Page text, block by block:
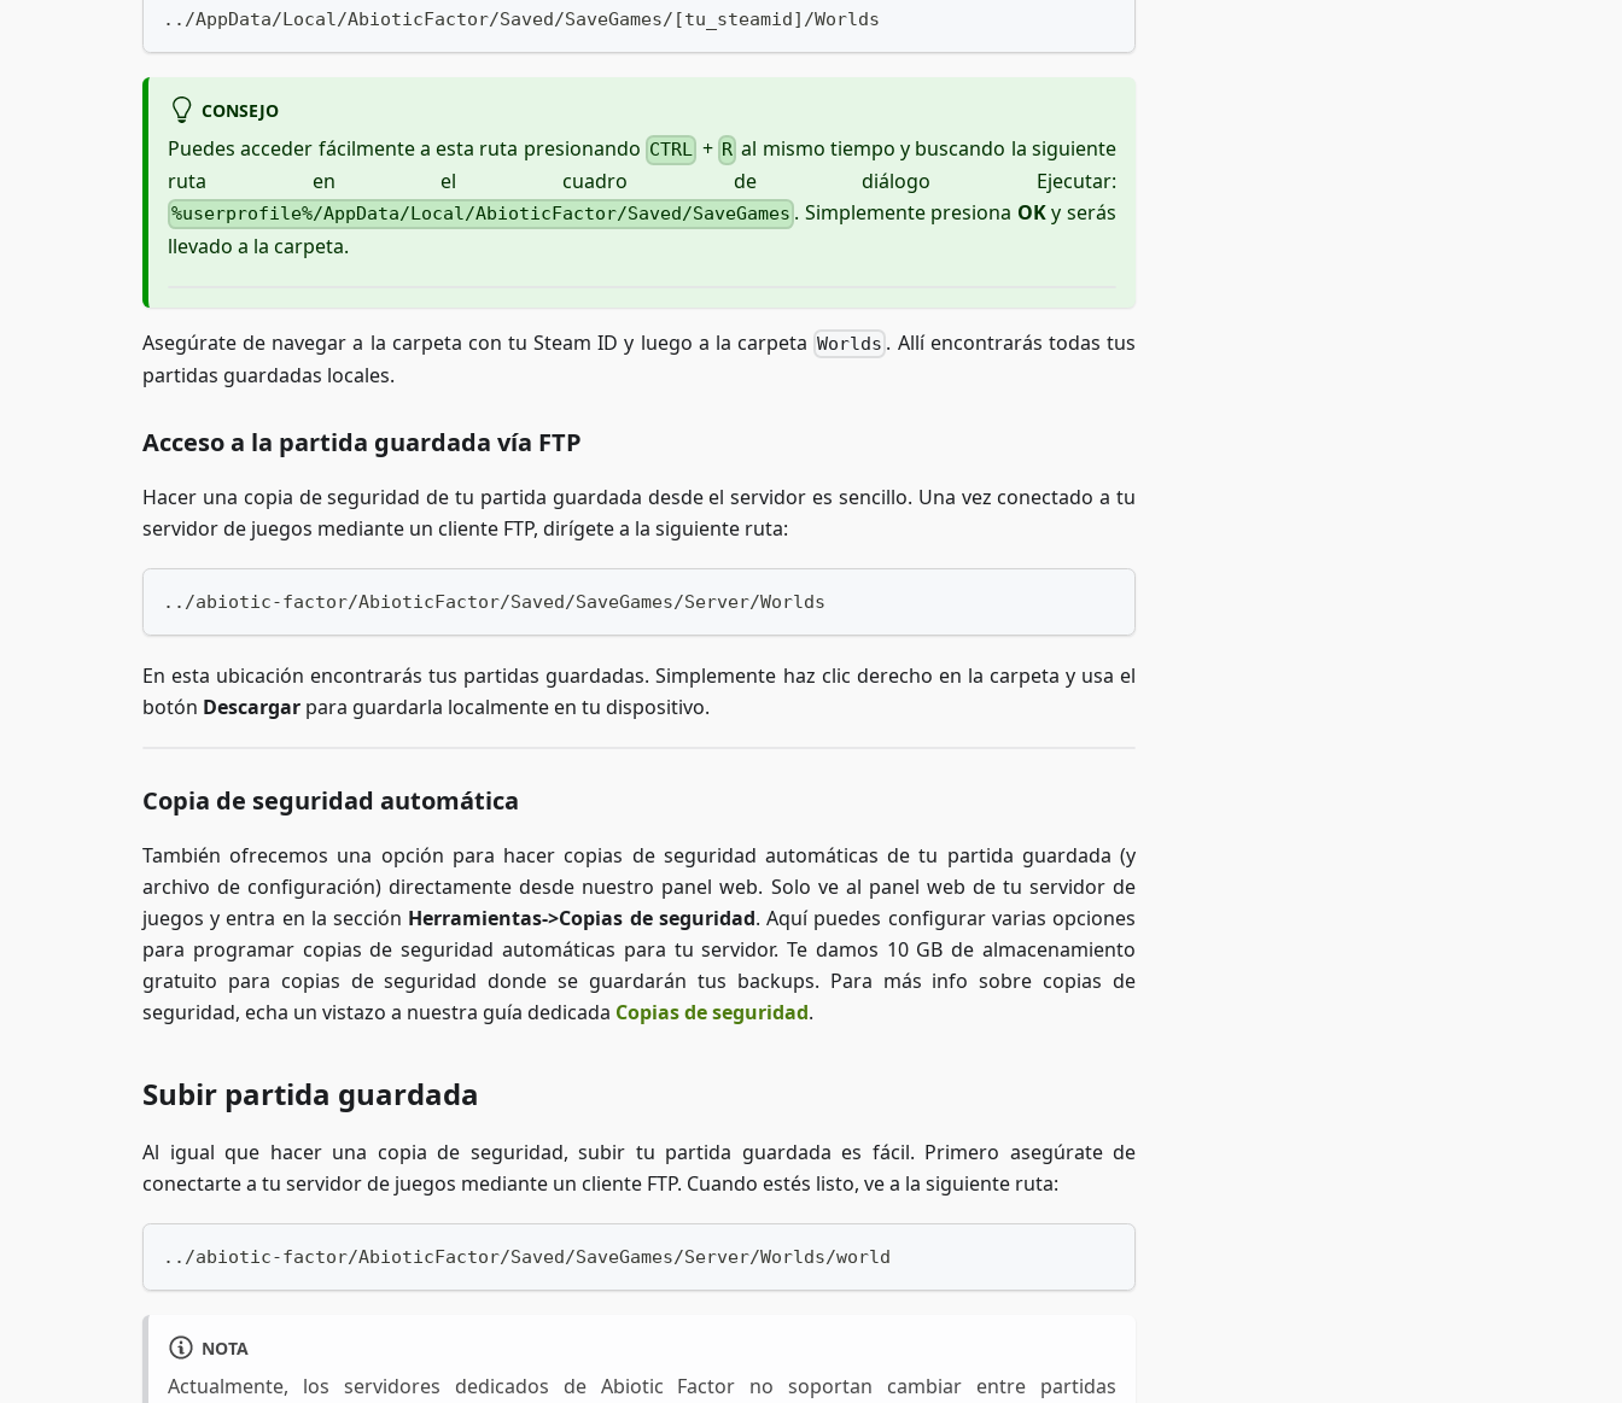
../AppData/Local/AbioticFactor/Saved/SaveGames/[tu_steamid]/Worlds
CONSEJO
Puedes acceder fácilmente a esta ruta presionando CTRL + R al mismo tiempo y buscando la siguiente
ruta en el cuadro de diálogo Ejecutar:
%userprofile%/AppData/Local/AbioticFactor/Saved/SaveGames . Simplemente presiona OKy serás
llevado a la carpeta.
Asegúrate de navegar a la carpeta con tu Steam ID y luego a la carpetaWorlds . Allí encontrarás todas tus
partidas guardadas locales.
Acceso a la partida guardada vía FTP
Hacer una copia de seguridad de tu partida guardada desde el servidor es sencillo. Una vez conectado a tu
servidor de juegos mediante un cliente FTP, dirígete a la siguiente ruta:
../abiotic-factor/AbioticFactor/Saved/SaveGames/Server/Worlds
En esta ubicación encontrarás tus partidas guardadas. Simplemente haz clic derecho en la carpeta y usa el
botón Descargar para guardarla localmente en tu dispositivo.
Copia de seguridad automática
También ofrecemos una opción para hacer copias de seguridad automáticas de tu partida guardada (y
archivo de configuración) directamente desde nuestro panel web. Solo ve al panel web de tu servidor de
juegos y entra en la sección Herramientas->Copias de seguridad. Aquí puedes configurar varias opciones
para programar copias de seguridad automáticas para tu servidor. Te damos 10 GB de almacenamiento
gratuito para copias de seguridad donde se guardarán tus backups. Para más info sobre copias de
seguridad, echa un vistazo a nuestra guía dedicada Copias de seguridad.
Subir partida guardada
Al igual que hacer una copia de seguridad, subir tu partida guardada es fácil. Primero asegúrate de
conectarte a tu servidor de juegos mediante un cliente FTP. Cuando estés listo, ve a la siguiente ruta:
../abiotic-factor/AbioticFactor/Saved/SaveGames/Server/Worlds/world
NOTA
Actualmente, los servidores dedicados de Abiotic Factor no soportan cambiar entre partidas